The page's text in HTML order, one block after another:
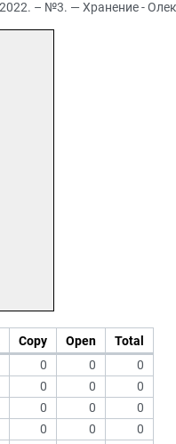
– №3. — Хранение -
Copy Open Total
0 0 0
0 0
0
0 0
0
0 0
0